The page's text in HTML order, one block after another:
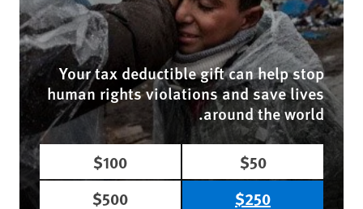
Your tax deductible gift can help stop
human rights violations and save lives
around the world.
$50
$100
$250
$500